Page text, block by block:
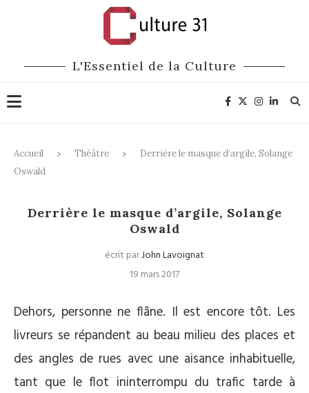
L'Essentiel de la Culture
Accueil Théâtre
Derrière le masque d’argile, Solange
Oswald
Derrière le masque d’argile, Solange
Oswald
écrit parJohn Lavoignat
19 mars 2017
Dehors, personne ne flâne. Il est encore tôt. Les
livreurs se répandent au beau milieu des places et
des angles de rues avec une aisance inhabituelle,
tant que le flot ininterrompu du trafic tarde à